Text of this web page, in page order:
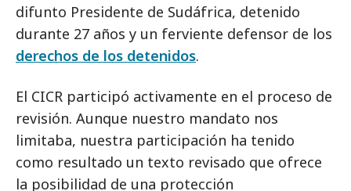
difunto Presidente de Sudáfrica, detenido
durante 27 años y un ferviente defensor de los
derechos de los detenidos.
El CICR participó activamente en el proceso de
revisión. Aunque nuestro mandato nos
limitaba, nuestra participación ha tenido
como resultado un texto revisado que ofrece
la posibilidad de una protección